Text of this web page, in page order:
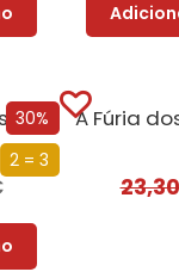
30%
2 = 3
A Glória dos Traidores (Edição especial limitada)